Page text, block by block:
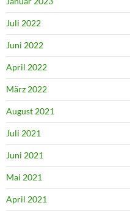
Juli 2022
Juni 2022
April 2022
März 2022
August 2021
Juli 2021
Juni 2021
Mai 2021
April 2021